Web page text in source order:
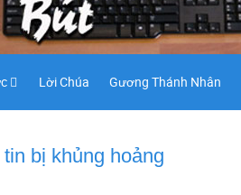
Lời Chúa Gương Thánh Nhân
bị khủng hoảng